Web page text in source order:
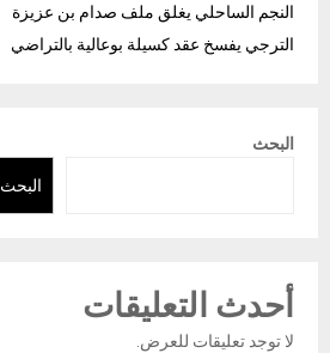
النجم الساحلي يغلق ملف صدام بن عزيزة
الترجي يفسخ عقد كسيلة بوعالية بالتراضي
البحث
البحث
أحدث التعليقات
لا توجد تعليقات للعرض.